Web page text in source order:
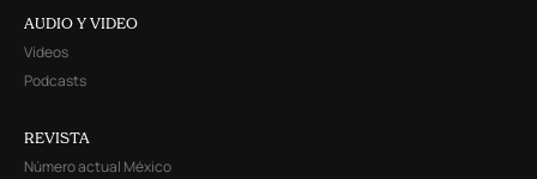
AUDIO Y VIDEO
Videos
Podcasts
REVISTA
Número actual México